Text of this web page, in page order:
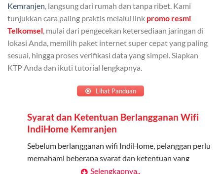
Berlaku Nasional
Kuota keluarga bisa digunakan di seluruh Indonesia
untuk jaringan 2G, 3G, dan 4G.
Tidak Berlaku untuk Roaming
Daftarkan Anggota: Admin dapat mendaftarkan anggota
Bagikan Kuota: Setelah terdaftar, anggota bisa langsung
menggunakan kuota keluarga.
Kemranjen , langsung dari rumah dan tanpa ribet. Kami
tunjukkan cara paling praktis melalui link promo resmi
Telkomsel , mulai dari pengecekan ketersediaan jaringan di
lokasi Anda, memilih paket internet super cepat yang paling
sesuai, hingga proses verifikasi data yang simpel. Siapkan
KTP Anda dan ikuti tutorial lengkapnya.
Lihat Panduan
Syarat dan Ketentuan Berlangganan Wifi
IndiHome Kemranjen
Sebelum berlangganan wifi IndiHome, pelanggan perlu
memahami beberapa syarat dan ketentuan yang
Selengkapnya..